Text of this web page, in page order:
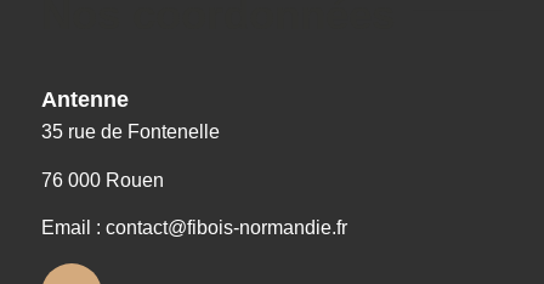
Antenne
35 rue de Fontenelle
76 000 Rouen
Email : contact@fibois-normandie.fr